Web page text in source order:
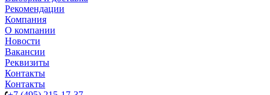
Рекомендации
Компания
О компании
Новости
Вакансии
Реквизиты
Контакты
Контакты